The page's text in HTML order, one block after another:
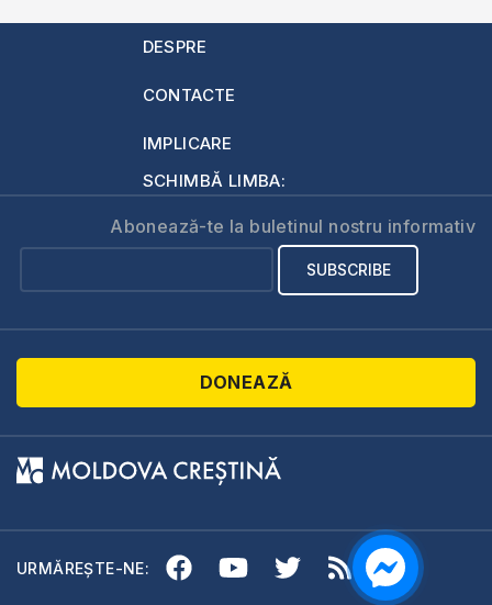
DESPRE
CONTACTE
IMPLICARE
SCHIMBĂ LIMBA:
Abonează-te la buletinul nostru informativ
DONEAZĂ
URMĂREȘTE-NE: